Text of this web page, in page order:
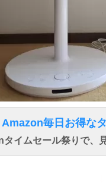
Amazon毎日お得な
イムセール祭りで、